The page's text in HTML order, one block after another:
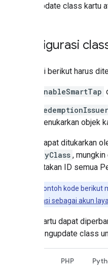
mengupdate class kartu
Konfigurasi
Properti berikut harus
enableSmartTap
menukarkan objek
Class dapat ditukarkan
LoyaltyClass ,
menyertakan ID semua
Contoh kode berikut
Mengautentikasi sebagai akun
Kelas kartu dapat
cara mengupdate class
PHP